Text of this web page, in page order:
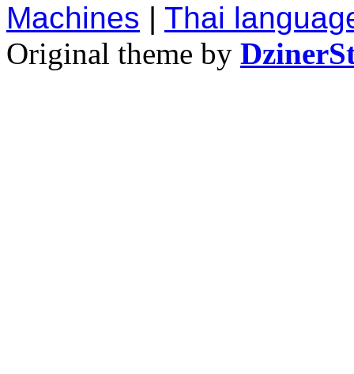
Machines | Thai
Original theme by